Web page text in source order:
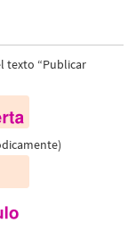
texto “Publicar